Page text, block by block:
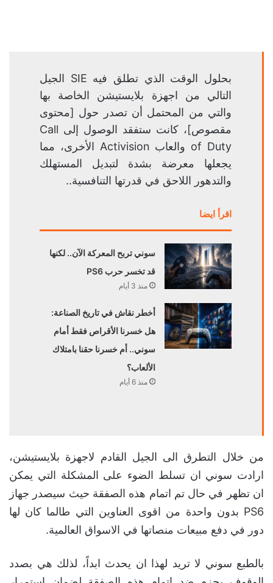
بحلول الوقت الذي تطلق فيه SIE الجيل
التالي من اجهزة بلايستيشن الخاصة بها
والتي من المحتمل أن تصدر حول [محتوى
مقصوص]، كانت ستفقد الوصول إلى Call
of Duty والعاب Activision الأخرى، مما
يجعلها معرضة بشدة لتبديل المستهلك
والتدهور اللاحق في قدرتها التنافسية..
اقرأ ايضا
سوني تربح المعركة الآن.. لكنها
قد تخسر حرب PS6
منذ 3 أيام
أخطر نقاش في تاريخ الصناعة:
هل خسرنا الأقراص فقط أمام
سوني.. أم خسرنا حقنا بامتلاك
الألعاب؟
منذ 6 أيام
من خلال التطرق الى الجيل القادم لاجهزة بلايستيشن،
ارادت سوني ان تسلط الضوء على المشكلة التي يمكن
ان تظهر في حال تم اتمام هذه الصفقة حيث سيصدر جهاز
PS6 بدون واحدة من اقوى العناوين التي طالما كان لها
دور في دفع مبيعات منصاتها في الاسواق العالمية.
بالطبع سوني لا تريد لهذا ان يحدث ابداً، لذلك هي بصدد